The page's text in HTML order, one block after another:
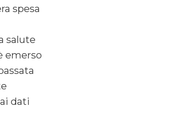
spesa
salute
emerso
dati